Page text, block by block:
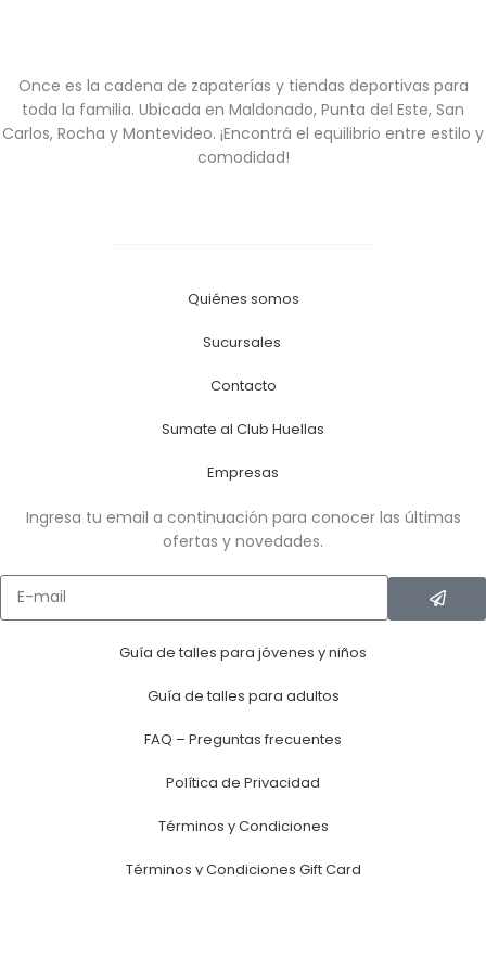
Once es la cadena de zapaterías y tiendas deportivas para
toda la familia. Ubicada en Maldonado, Punta del Este, San
Carlos, Rocha y Montevideo. ¡Encontrá el equilibrio entre estilo y
comodidad!
Quiénes somos
Sucursales
Contacto
Sumate al Club Huellas
Empresas
Ingresa tu email a continuación para conocer las últimas
ofertas y novedades.
Guía de talles para jóvenes y niños
Guía de talles para adultos
FAQ – Preguntas frecuentes
Política de Privacidad
Términos y Condiciones
Términos y Condiciones Gift Card